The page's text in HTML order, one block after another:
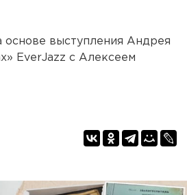
основе выступления Андрея
EverJazz с Алексеем